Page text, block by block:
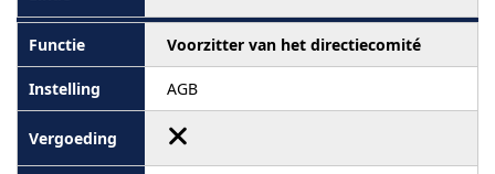
Voorzitter van het directiecomité
AGB